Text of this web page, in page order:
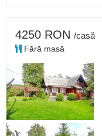
4250 RON /casă
Fără masă